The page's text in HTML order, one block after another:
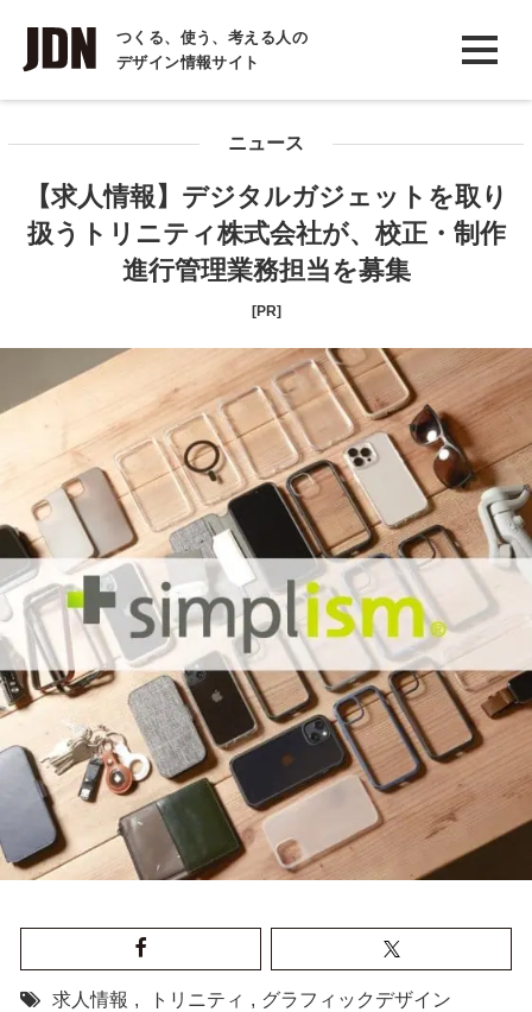
つくる、使う、考える人の
デザイン情報サイト
INTERVIEW
インタビュー
COLUMN
コラム
ニュース
【求人情報】デジタルガジェットを取り
扱うトリニティ株式会社が、校正・制作
進行管理業務担当を募集
[PR]
求人情報 , トリニティ , グラフィックデザイン